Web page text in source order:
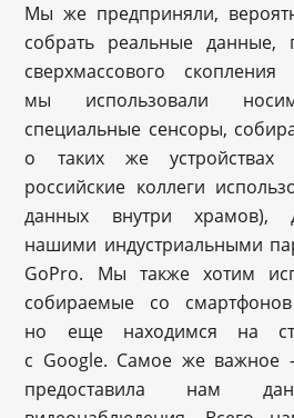
Мы же предприняли,
собрать реальные данные,
сверхмассового
мы использовали
специальные сенсоры,
о таких же устройствах
российские коллеги
данных внутри храмов),
нашими индустриальными
GoPro. Мы также хотим
собираемые со
но еще находимся на
с Google. Самое же важное
предоставила нам